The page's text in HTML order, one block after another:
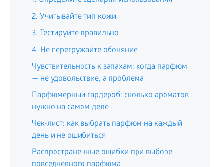
2. Учитывайте тип кожи
3. Тестируйте правильно
4. Не перегружайте обоняние
Чувствительность к запахам: когда парфюм
— не удовольствие, а проблема
Парфюмерный гардероб: сколько ароматов
нужно на самом деле
Чек-лист: как выбрать парфюм на каждый
день и не ошибиться
Распространенные ошибки при выборе
повседневного парфюма